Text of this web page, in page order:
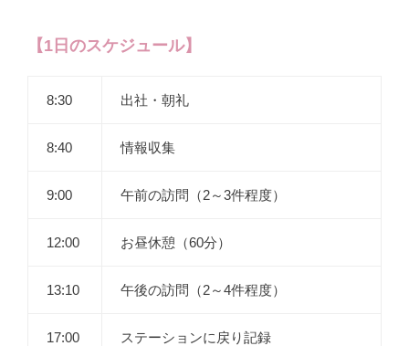
【1日のスケジュール】
8:30 出社・朝礼
8:40 情報収集
9:00 午前の訪問（2～3件程度）
12:00 お昼休憩（60分）
13:10 午後の訪問（2～4件程度）
17:00 ステーションに戻り記録